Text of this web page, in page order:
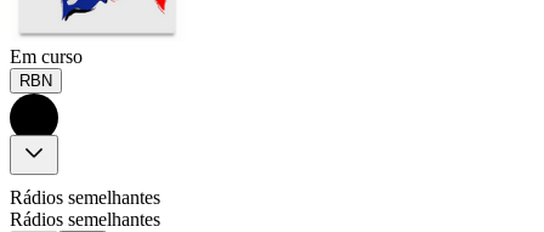
Em curso
RBN
Rádios semelhantes
Rádios semelhantes